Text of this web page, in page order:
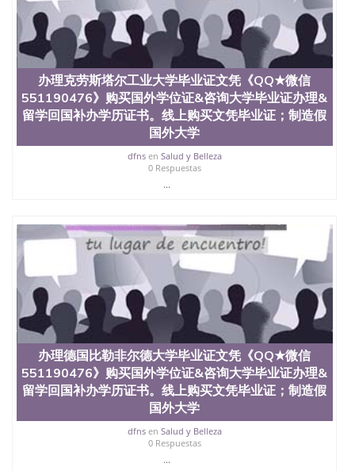
信息，给出操作方案； 2、补充毕业证成绩单等相关
材料； 3、留服注册申请账号，付定金； 4、预约递
交时间，公司人员陪同客户本人一起去留服递交材
料； 5、等待结果，完成结果书留服直接邮寄给客户
6、客户确认收到结果，付余款。 我们对海外大学及
学院的毕业证成绩单所使用的材料，尺寸大小，防伪
结构（包括：水印，阴影底纹，钢印LOGO烫金烫
银，LOGO烫金烫银复合重叠。 文字图案浮雕，激光
镭射，紫外荧光，温感，复印防伪）都有原版本文凭
对照。质量得到了广大海外客户群体的认可，同时和
海外学校留学中介， 同时能做到与时俱进，及时掌握
各大院校的（毕业证，成绩单，资格证，学生卡，结
业证，录取通知书，在读证明等相关材料）的版本更
原版实物，以求达到客户的需求。 我们的优势： 我
们在保证合理定价的同时，坚持较高性价比，通过品
质和效率不断优化，为您倾情诠释什么是高性价比。
咨询顾问：Sam q/微信:551190476 Q/微
信:551190476办理毕业证成绩单、教育部认证,录取通
知书，雅思，留学回国证明.
公司专业制作、办理、仿制、成绩单文凭、改成绩、
教育部学历学位认证、毕业证、成绩单、文凭、学历
文凭、假文凭假毕业证假学历书制作、假制作、办
理、仿制学位证书、毕业证文凭、文凭毕业证、毕业
证认证、留服认证、使馆认证、使馆证明、使馆留学
回国人员证明、留学生认证、学历认证、文凭认证学
位认证、留学生学历认证、留学生学位认证、英国文
凭学历、美国文凭学历、澳洲文凭学历、加拿大文凭
办理克劳斯塔尔工业大学毕业证文凭《QQ★微信
551190476》购买国外学位证&咨询大学毕业证办理&
留学回国补办学历证书。线上购买文凭毕业证；制造假
国外大学
dfnsen Salud y Belleza
0 Respuestas
...
办理德国比勒非尔德大学毕业证文凭《QQ★微信
551190476》购买国外学位证&咨询大学毕业证办理&
留学回国补办学历证书。线上购买文凭毕业证；制造假
国外大学
dfnsen Salud y Belleza
0 Respuestas
...